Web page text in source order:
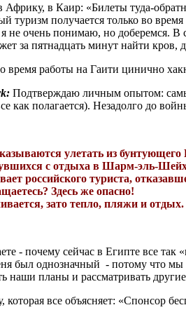
в Каир: «Билеты туда-
получается только во
не очень понимаю, но доберемся.
за пят­надцать минут найти
работы на Гаити цинич­но
: Подтверждаю личным опытом:
как полагается). Незадолго до
улетать из бунтующего
с отдыха в Шарм-эль-
российского туриста,
Здесь же опасно!
зато тепло, пляжи и
- почему сейчас в Египте все
был однозначный - потому что мы
наши планы и рассматри­вать
все объясняет: «Спонсор